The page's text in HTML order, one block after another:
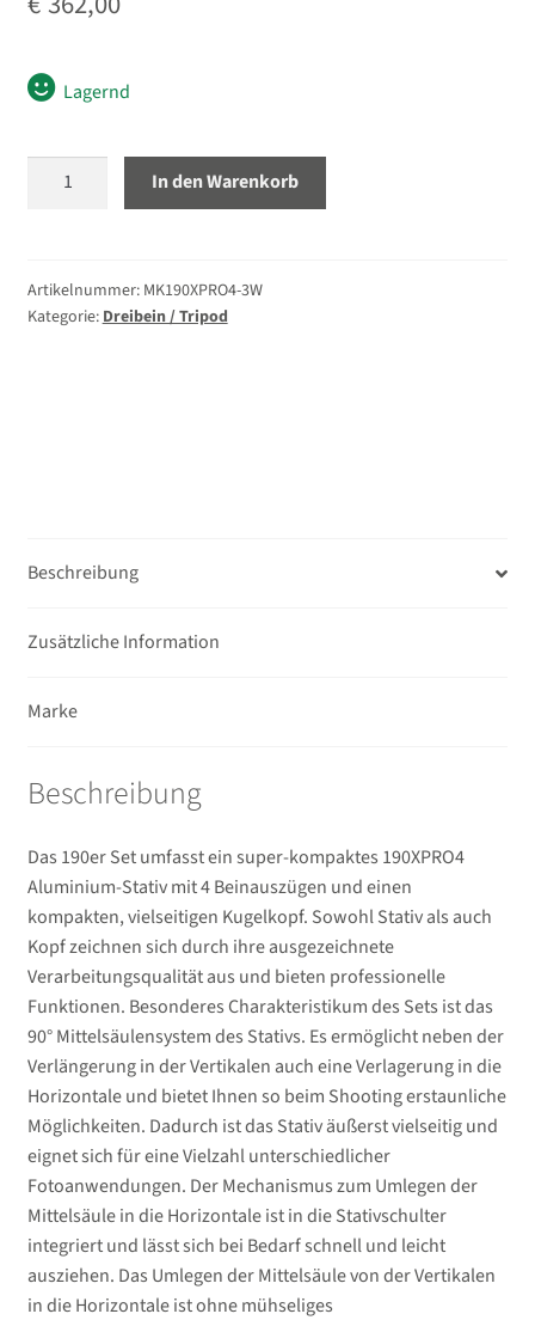
Lagernd
Manfrotto
Menge
In den Warenkorb
Artikelnummer: MK190XPRO4-3W
Kategorie:Dreibein / Tripod
Beschreibung
Zusätzliche Information
Marke
Beschreibung
Das 190er Set umfasst ein super-kompaktes 190XPRO4
Aluminium-Stativ mit 4 Beinauszügen und einen
kompakten, vielseitigen Kugelkopf. Sowohl Stativ als auch
Kopf zeichnen sich durch ihre ausgezeichnete
Verarbeitungsqualität aus und bieten professionelle
Funktionen. Besonderes Charakteristikum des Sets ist das
90° Mittelsäulensystem des Stativs. Es ermöglicht neben der
Verlängerung in der Vertikalen auch eine Verlagerung in die
Horizontale und bietet Ihnen so beim Shooting erstaunliche
Möglichkeiten. Dadurch ist das Stativ äußerst vielseitig und
eignet sich für eine Vielzahl unterschiedlicher
Fotoanwendungen. Der Mechanismus zum Umlegen der
Mittelsäule in die Horizontale ist in die Stativschulter
integriert und lässt sich bei Bedarf schnell und leicht
ausziehen. Das Umlegen der Mittelsäule von der Vertikalen
in die Horizontale ist ohne mühseliges